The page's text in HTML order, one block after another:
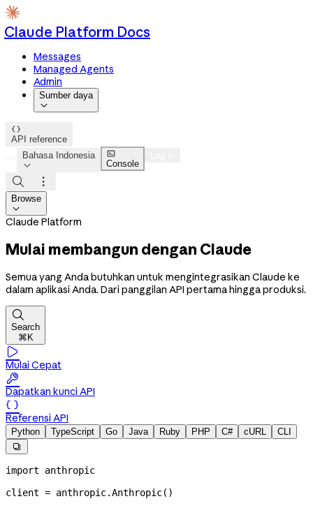
Claude Platform Docs
Messages
Managed Agents
Admin
Sumber daya


API reference
Bahasa Indonesia


Console
 
Browse

Claude Platform
Mulai membangun dengan Claude
Semua yang Anda butuhkan untuk mengintegrasikan Claude ke
dalam aplikasi Anda. Dari panggilan API pertama hingga produksi.

Search
⌘K

Mulai Cepat

Dapatkan kunci API

Referensi API
Python TypeScript Go Java Ruby PHP C# cURL CLI

import anthropic
client = anthropic.Anthropic()